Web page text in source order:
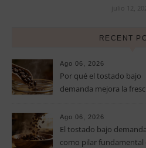
julio 12,
RECENT
Ago 06, 2026
Por qué el tostado bajo
demanda mejora la
especialidad
Ago 06, 2026
El tostado bajo demanda
como pilar fundamental